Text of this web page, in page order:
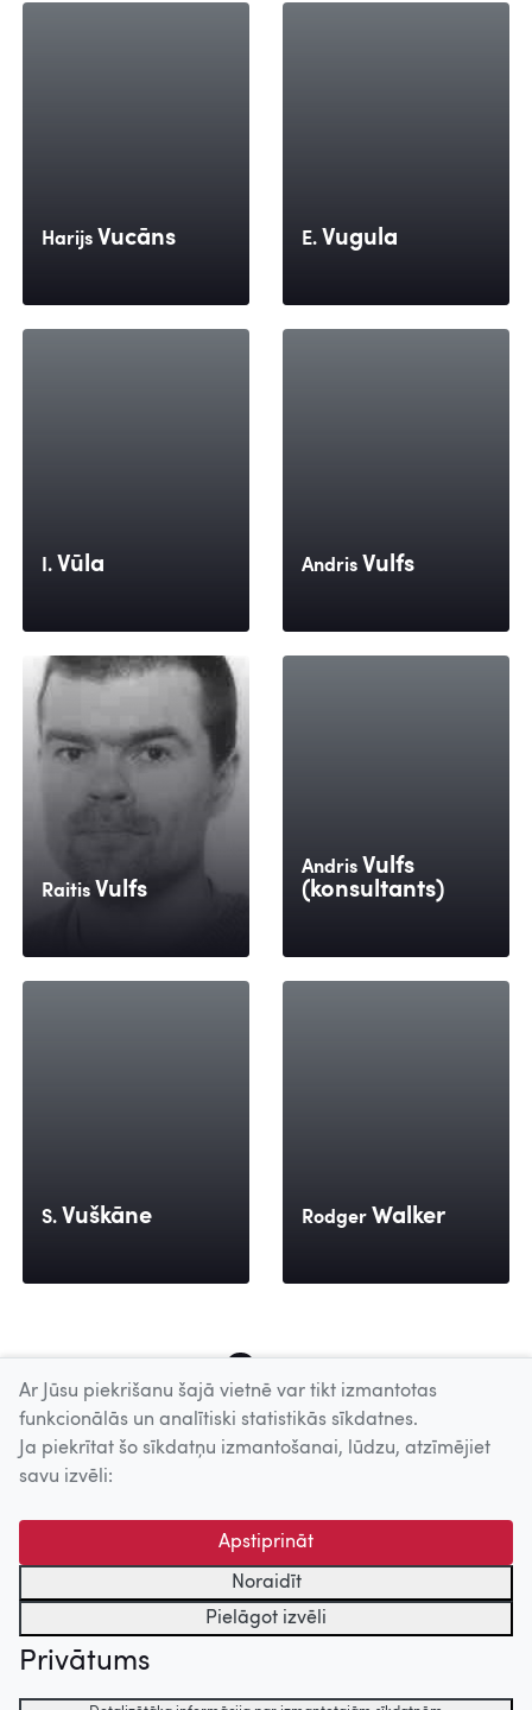
Harijs Vucāns E. Vugula
I. Vūla Andris Vulfs
Raitis Vulfs
Andris Vulfs
(konsultants)
S. Vuškāne Rodger Walker
Uz augšu
© 2026 Nacionālais Kino centrs, Kultūras informācijas sistēmu
centrs. Sadarbības partneris: Latvijas Valsts
kinofotofonodokumentu arhīvs.
Ar Jūsu piekrišanu šajā vietnē var tikt izmantotas
funkcionālās un analītiski statistikās sīkdatnes.
Ja piekrītat šo sīkdatņu izmantošanai, lūdzu, atzīmējiet
savu izvēli:
Apstiprināt
Noraidīt
Pielāgot izvēli
Privātums